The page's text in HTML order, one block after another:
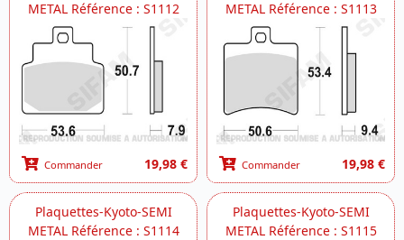
METAL Référence : S1112
Commander 19,98 €
METAL Référence : S1113
Commander 19,98 €
Plaquettes-Kyoto-SEMI
METAL Référence : S1114
Plaquettes-Kyoto-SEMI
METAL Référence : S1115